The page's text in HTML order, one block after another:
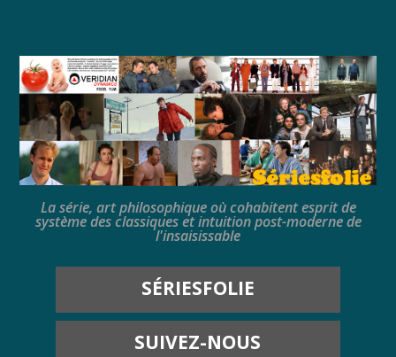
La série, art philosophique où cohabitent esprit de
système des classiques et intuition post-moderne de
l'insaisissable
SÉRIESFOLIE
SUIVEZ-NOUS